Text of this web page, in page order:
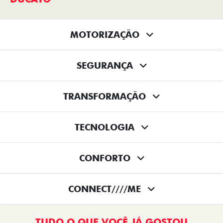
MOTORIZAÇÃO
SEGURANÇA
TRANSFORMAÇÃO
TECNOLOGIA
CONFORTO
CONNECT////ME